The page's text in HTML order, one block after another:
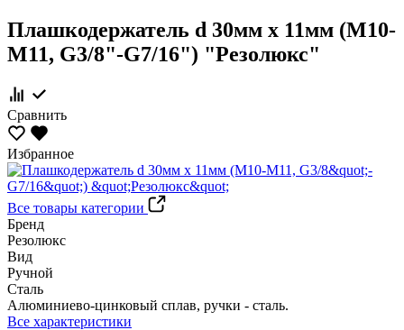
Плашкодержатель d 30мм х 11мм (М10-
М11, G3/8"-G7/16") "Резолюкс"
Сравнить
Избранное
Все товары категории
Бренд
Резолюкс
Вид
Ручной
Сталь
Алюминиево-цинковый сплав, ручки - сталь.
Все характеристики